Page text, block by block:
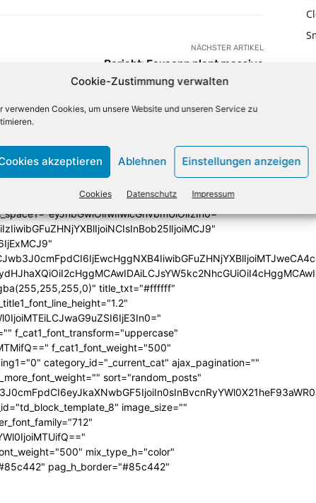
Cookie-Zustimmung verwalten
verwenden Cookies, um unsere Website und unseren Service zu
akzeptieren Ablehnen Einstellungen anzeigen
Cookies Datenschutz Impressum
NÄCHSTER ARTIKEL
Bericht: Foxconn plant massive
Sparmaßnahmen
columns="33.33333333%"
show_author2="none" show_date2="none"
show_excerpt1="none"
show_author1="none"
title_txt="#ffffff"
f_cat1_font_transform="uppercase"
f_cat1_font_weight="500"
category_id="_current_cat" ajax_pagination=""
sort="random_posts"
image_size=""
mix_type_h="color"
pag_h_border="#85c442"